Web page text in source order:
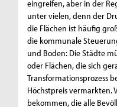
eingreifen, aber in der
unter vielen, denn der
die Flächen ist häufig
die kommunale
und Boden: Die Städte
oder Flächen, die sich
Transformationsprozess
Höchstpreis vermarkten.
bekommen, die alle